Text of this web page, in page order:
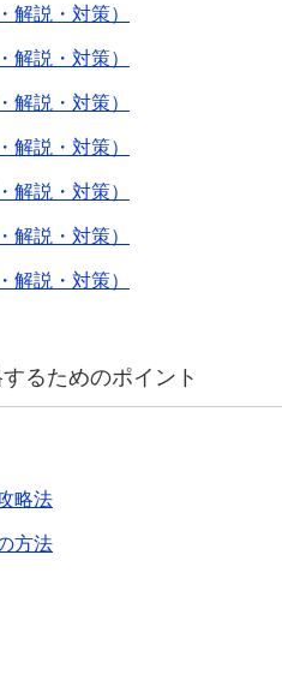
解説・対策）
解説・対策）
解説・対策）
解説・対策）
解説・対策）
解説・対策）
解説・対策）
るためのポイント
略法
方法